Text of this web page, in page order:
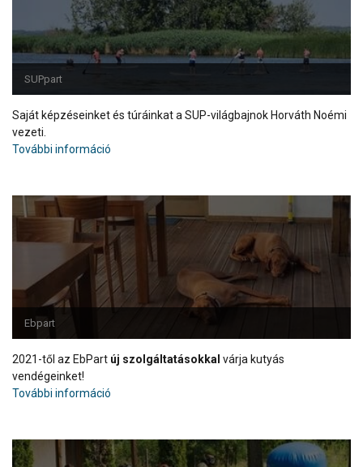
SUPpart
Saját képzéseinket és túráinkat a SUP-világbajnok Horváth Noémi
vezeti.
További információ
Ebpart
2021-től az EbPart új szolgáltatásokkal várja kutyás
vendégeinket!
További információ